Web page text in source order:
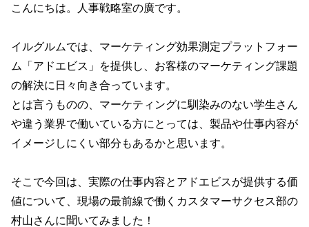
こんにちは。人事戦略室の廣です。
イルグルムでは、マーケティング効果測定プラットフォー
ム「アドエビス」を提供し、お客様のマーケティング課題
の解決に日々向き合っています。
とは言うものの、マーケティングに馴染みのない学生さん
や違う業界で働いている方にとっては、製品や仕事内容が
イメージしにくい部分もあるかと思います。
そこで今回は、実際の仕事内容とアドエビスが提供する価
値について、現場の最前線で働くカスタマーサクセス部の
村山さんに聞いてみました！